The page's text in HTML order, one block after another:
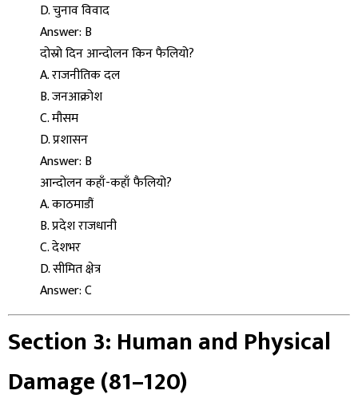
D. चुनाव विवाद
Answer: B
दोस्रो दिन आन्दोलन किन फैलियो?
A. राजनीतिक दल
B. जनआक्रोश
C. मौसम
D. प्रशासन
Answer: B
आन्दोलन कहाँ-कहाँ फैलियो?
A. काठमाडौं
B. प्रदेश राजधानी
C. देशभर
D. सीमित क्षेत्र
Answer: C
Section 3: Human and Physical
Damage (81–120)